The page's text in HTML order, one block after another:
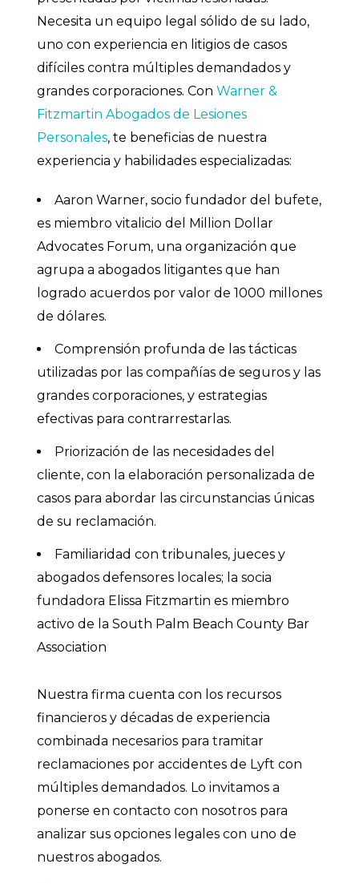
Necesita un equipo legal sólido de su lado,
uno con experiencia en litigios de casos
difíciles contra múltiples demandados y
grandes corporaciones. Con Warner &
Fitzmartin Abogados de Lesiones
Personales, te beneficias de nuestra
experiencia y habilidades especializadas:
Aaron Warner, socio fundador del bufete,
es miembro vitalicio del Million Dollar
Advocates Forum, una organización que
agrupa a abogados litigantes que han
logrado acuerdos por valor de 1000 millones
de dólares.
Comprensión profunda de las tácticas
utilizadas por las compañías de seguros y las
grandes corporaciones, y estrategias
efectivas para contrarrestarlas.
Priorización de las necesidades del
cliente, con la elaboración personalizada de
casos para abordar las circunstancias únicas
de su reclamación.
Familiaridad con tribunales, jueces y
abogados defensores locales; la socia
fundadora Elissa Fitzmartin es miembro
activo de la South Palm Beach County Bar
Association
Nuestra firma cuenta con los recursos
financieros y décadas de experiencia
combinada necesarios para tramitar
reclamaciones por accidentes de Lyft con
múltiples demandados. Lo invitamos a
ponerse en contacto con nosotros para
analizar sus opciones legales con uno de
nuestros abogados.